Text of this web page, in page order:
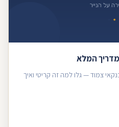
המלא
צמוד — גלו למה זה קריטי ואיך